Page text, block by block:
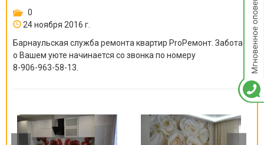
0
24 ноября 2016 г.
Барнаульская служба ремонта квартир ProРемонт. Забота
о Вашем уюте начинается со звонка по номеру
8-906-963-58-13